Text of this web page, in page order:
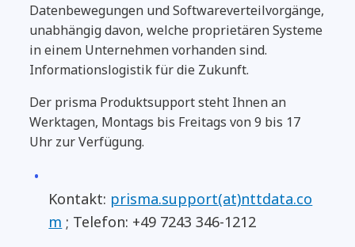
Datenbewegungen und Softwareverteilvorgänge,
unabhängig davon, welche proprietären Systeme
in einem Unternehmen vorhanden sind.
Informationslogistik für die Zukunft.
Der prisma Produktsupport steht Ihnen an
Werktagen, Montags bis Freitags von 9 bis 17
Uhr zur Verfügung.
Kontakt: prisma.support(at)nttdata.co
m ; Telefon: +49 7243 346-1212